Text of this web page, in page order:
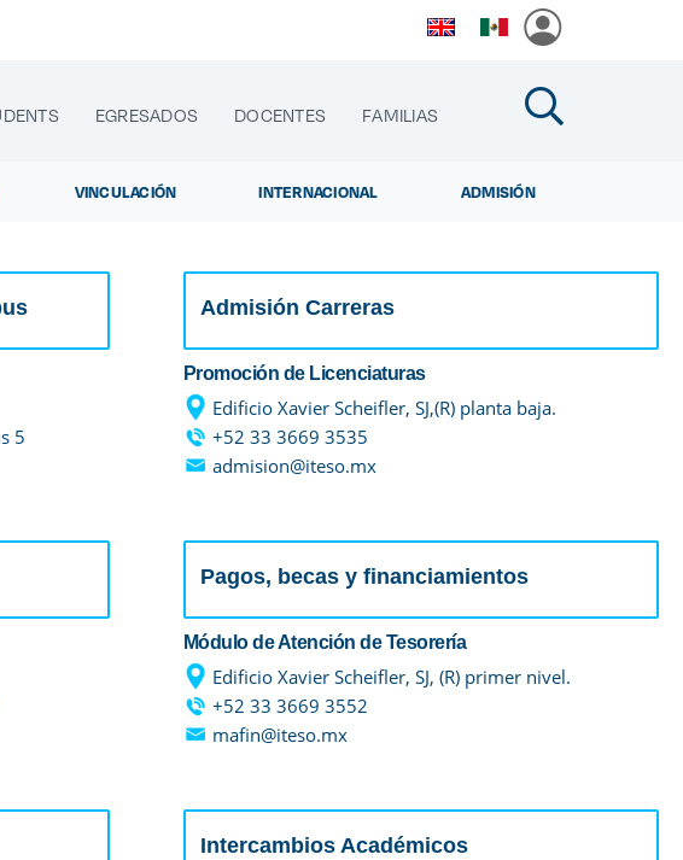
EGRESADOS DOCENTES FAMILIAS
VINCULACIÓN INTERNACIONAL ADMISIÓN
y noticias
5
Admisión Carreras
Promoción de Licenciaturas
Edificio Xavier Scheifler, SJ,(R) planta baja.
+52 33 3669 3535
admision@iteso.mx
Pagos, becas y financiamientos
Módulo de Atención de Tesorería
Edificio Xavier Scheifler, SJ, (R) primer nivel.
+52 33 3669 3552
mafin@iteso.mx
Intercambios Académicos